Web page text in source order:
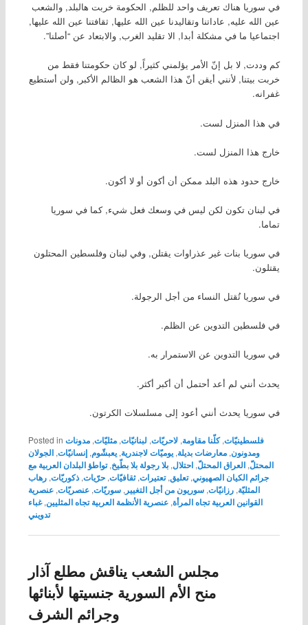
في سوريا هناك تعريف واحد للظلم, الحكومة خربت هالبلد, والشعب
عين الله عليه, عاداتنا وتقاليدنا عين الله عليها, ثقافتنا عين الله عليها,
اجتماعيا ما في مشكلة أبدا, الا تقليد الغرب, والابتعاد عن “أصلنا”.
كم وددت, لا بل إنّ الأمر يؤلمني كثيراً, لو كان حكومتنا فقط من
خربت بيتنا, لأنني أيقن أنّ هذا الشعب هو الظالم الأكبر, ولن أستطيع
غفرانه.
في هذا المنزل لست.
خارج هذا المنزل لست.
خارج حدود هذه البلد ممكن أن أكون أو لا أكون.
في لبنان تكون لكن ليس في وسعك فعل شيء, كما في سوريا
تماما.
في سوريا بنات غير عذراوات يقتلن, وفي لبنان وفلسطين المحتلون
يقتلون.
في سوريا تُقتل النساء من أجل الرجولة.
في فلسطين التدوين عن الظلم.
في سوريا التدوين عن الاستمرار به.
يحدث أنني لم أعد أحتمل أن أكبر أكثر.
في سوريا يحدث أنني أعود إلى مسلسلات الكرتون.
Posted in فلسطينيّات,كلّنا مقاومة,لاحريّات, لبنانيّات,مثليّات,مدونات
ومدونون,معارضات بديلة,يوميّات لاجندرية,يعبشّوم,إنسانيّات,الجولان
المحتلّ,العراق المحتلّ,احتلال,بلا رجولة بلا بطّيخ,تواطؤ البلدان العربية مع
جرائم الكيان الصهيوني,تعليق,تعتيرات,ثقافيّات,حرّيات,ذكوريّات,رهاب
المثليّة,رزانيّات,سوريون من أجل التغيير,سوريّات,عنصريّات,عنصرية
القوانين العربية تجاه المرأة,عنصرية الأنظمة العربية تجاه المثليين,غباء
تدويني
مجلس الشعب يناقش مطلع آذار
منح الأم السورية جنسيتها لأبنائها
وجرائم الشرف